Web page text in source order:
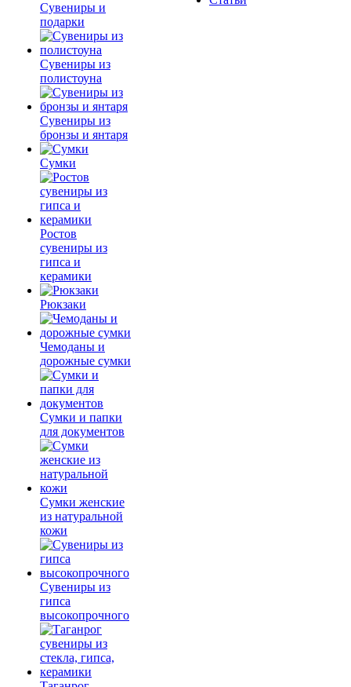
Сувениры и
подарки
Сувениры из
полистоуна
Сувениры из
бронзы и янтаря
Сумки
Ростов
сувениры из
гипса и
керамики
Рюкзаки
Чемоданы и
дорожные сумки
Сумки и папки
для документов
Сумки женские
из натуральной
кожи
Сувениры из
гипса
высокопрочного